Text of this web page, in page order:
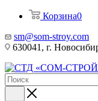
Корзина0
sm@som-stroy.com
630041, г.